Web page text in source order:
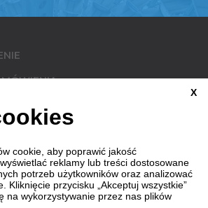
X
cookie, aby poprawić jakość
reklamy lub treści dostosowane
potrzeb użytkowników oraz analizować
Kliknięcie przycisku „Akceptuj wszystkie”
na wykorzystywanie przez nas plików